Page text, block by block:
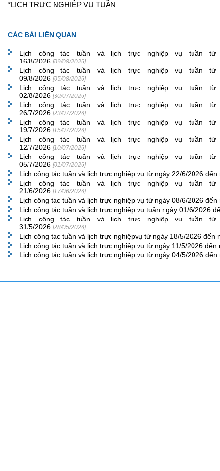
*LỊCH TRỰC NGHIỆP VỤ TUẦN
CÁC BÀI LIÊN QUAN
Lịch công tác tuần và lịch trực nghiệp vụ tuần từ
16/8/2026 [09/08/2026]
Lịch công tác tuần và lịch trực nghiệp vụ tuần từ
09/8/2026 [05/08/2026]
Lịch công tác tuần và lịch trực nghiệp vụ tuần từ
02/8/2026 [30/07/2026]
Lịch công tác tuần và lịch trực nghiệp vụ tuần từ
26/7/2026 [23/07/2026]
Lịch công tác tuần và lịch trực nghiệp vụ tuần từ
19/7/2026 [15/07/2026]
Lịch công tác tuần và lịch trực nghiệp vụ tuần từ
12/7/2026 [10/07/2026]
Lịch công tác tuần và lịch trực nghiệp vụ tuần từ
05/7/2026 [01/07/2026]
Lịch công tác tuần và lịch trực nghiệp vụ từ ngày 22/6/2026
Lịch công tác tuần và lịch trực nghiệp vụ tuần từ
21/6/2026 [17/06/2026]
Lịch công tác tuần và lịch trực nghiệp vụ từ ngày 08/6/2026
Lịch công tác tuần và lịch trực nghiệp vụ tuần ngày 01/6/2026
Lịch công tác tuần và lịch trực nghiệp vụ tuần từ
31/5/2026 [28/05/2026]
Lịch công tác tuần và lịch trực nghiệpvụ từ ngày 18/5/2026 đến
Lịch công tác tuần và lịch trực nghiệp vụ từ ngày 11/5/2026
Lịch công tác tuần và lịch trực nghiệp vụ từ ngày 04/5/2026